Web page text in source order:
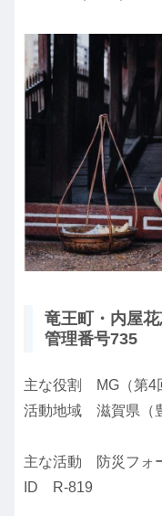
竜王町・内屋
管理番号735
主な役割 MG（第4
活動地域 滋賀県（
主な活動 防災フォ
ID R-819